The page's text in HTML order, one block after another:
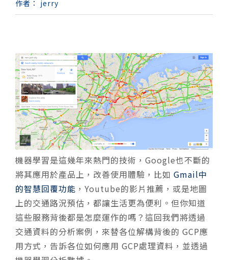
作者： jerry
機器學習是這幾年來熱門的技術，Google也不斷的
將其應用於產品上，改善使用體驗，比如 Gmail中
的智慧回覆功能 ，Youtube的影片推薦，或是地圖
上的交通路況預估，都讓生活更為便利。但你知道
這些服務背後都是怎麼運作的嗎？這回我們將透過
交通資料的分析案例，來替各位解構背後的 GCP應
用方式，告訴各位如何應用 GCP處理資料，並透過